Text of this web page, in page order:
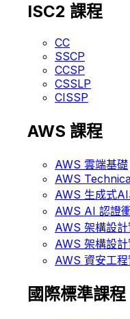
ISC2 課程
CC
SSCP
CCSP
CSSLP
CISSP
AWS 課程
AWS 雲端基礎
AWS
AWS 生成式
AWS AI 認證
AWS 架構設
AWS 架構設
AWS 資安工
國際標準課程